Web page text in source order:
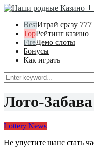
Играй сразу 777
Рейтинг казино
Демо слоты
Бонусы
Как играть
Лото-
Lottery News
Не упустите шанс стать